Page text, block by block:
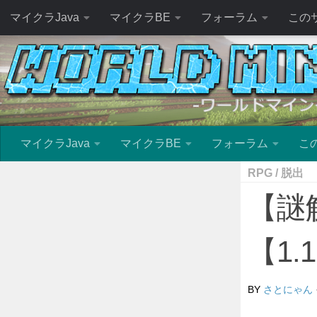
マイクラJava マイクラBE フォーラム この
マイクラJava マイクラBE フォーラム こ
RPG / 脱出
【
【
BY さとにゃん